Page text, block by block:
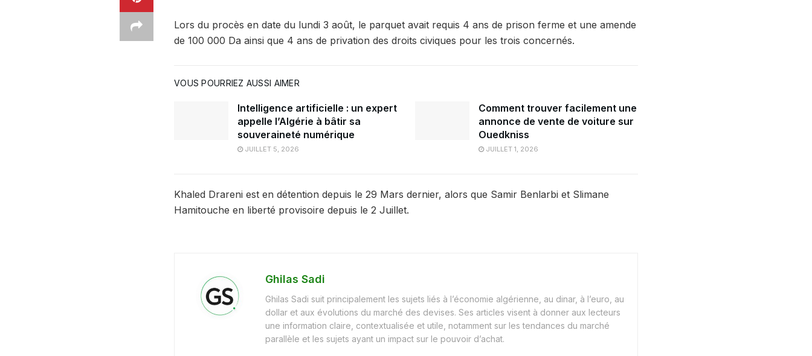
Lors du procès en date du lundi 3 août, le parquet avait requis 4 ans de prison ferme et une amende
de 100 000 Da ainsi que 4 ans de privation des droits civiques pour les trois concernés.
VOUS POURRIEZ AUSSI AIMER
Intelligence artificielle : un expert
appelle l’Algérie à bâtir sa
souveraineté numérique
JUILLET 5, 2026
Comment trouver facilement une
annonce de vente de voiture sur
Ouedkniss
JUILLET 1, 2026
Khaled Drareni est en détention depuis le 29 Mars dernier, alors que Samir Benlarbi et Slimane
Hamitouche en liberté provisoire depuis le 2 Juillet.
Ghilas Sadi
Ghilas Sadi suit principalement les sujets liés à l’économie algérienne, au dinar, à l’euro, au
dollar et aux évolutions du marché des devises. Ses articles visent à donner aux lecteurs
une information claire, contextualisée et utile, notamment sur les tendances du marché
parallèle et les sujets ayant un impact sur le pouvoir d’achat.